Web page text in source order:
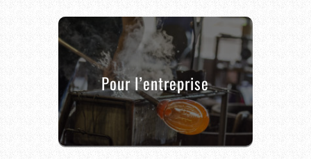
Pour l’entreprise